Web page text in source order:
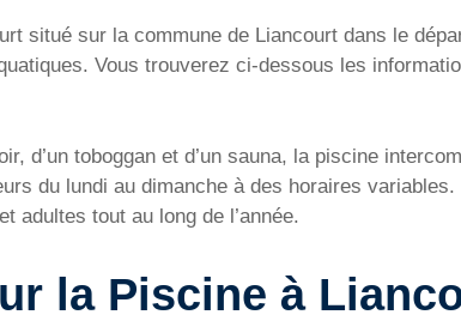
situé sur la commune de Liancourt dans le
Vous trouverez ci-dessous les
d’un toboggan et d’un sauna, la piscine
du lundi au dimanche à des horaires
adultes tout au long de l’année.
la Piscine à